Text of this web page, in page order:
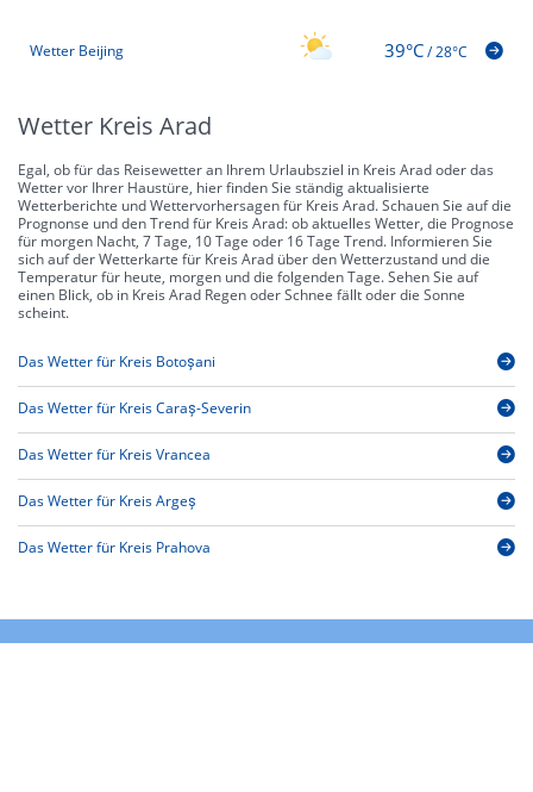
Wetter Beijing 39°C/28°C
Wetter Kreis Arad
Egal, ob für das Reisewetter an Ihrem Urlaubsziel in Kreis Arad oder das
Wetter vor Ihrer Haustüre, hier finden Sie ständig aktualisierte
Wetterberichte und Wettervorhersagen für Kreis Arad. Schauen Sie auf die
Prognonse und den Trend für Kreis Arad: ob aktuelles Wetter, die Prognose
für morgen Nacht, 7 Tage, 10 Tage oder 16 Tage Trend. Informieren Sie
sich auf der Wetterkarte für Kreis Arad über den Wetterzustand und die
Temperatur für heute, morgen und die folgenden Tage. Sehen Sie auf
einen Blick, ob in Kreis Arad Regen oder Schnee fällt oder die Sonne
scheint.
Das Wetter für Kreis Botoșani
Das Wetter für Kreis Caraș-Severin
Das Wetter für Kreis Vrancea
Das Wetter für Kreis Argeș
Das Wetter für Kreis Prahova